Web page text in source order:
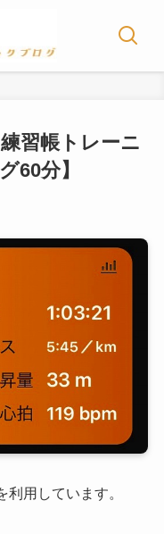
習帳トレーニ
60分】
用しています。